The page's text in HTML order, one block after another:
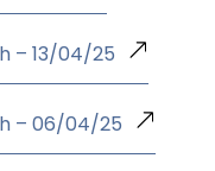
– 13/04/25
– 06/04/25